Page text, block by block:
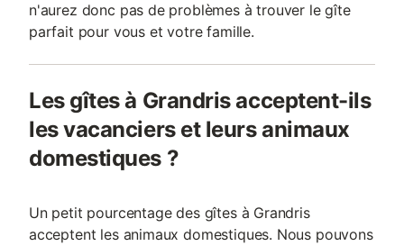
n'aurez donc pas de problèmes à trouver le gîte
parfait pour vous et votre famille.
Les gîtes à Grandris acceptent-ils
les vacanciers et leurs animaux
domestiques ?
Un petit pourcentage des gîtes à Grandris
acceptent les animaux domestiques. Nous pouvons